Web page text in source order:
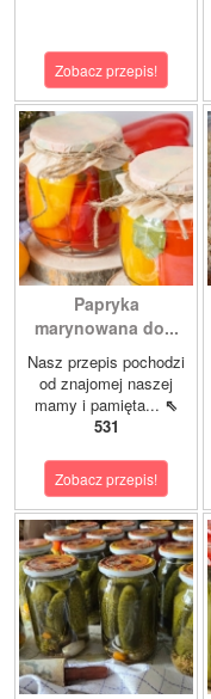
Zobacz przepis!
Papryka
marynowana do...
Nasz przepis pochodzi
od znajomej naszej
mamy i pamięta... ⇖
531
Zobacz przepis!